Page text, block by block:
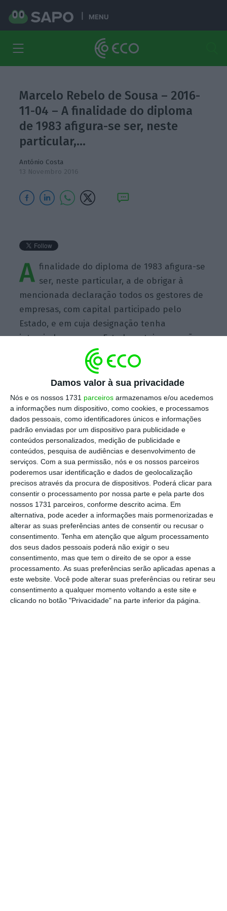
Damos valor à sua privacidade
Nós e os nossos 1731 parceiros armazenamos e/ou acedemos
a informações num dispositivo, como cookies, e processamos
dados pessoais, como identificadores únicos e informações
padrão enviadas por um dispositivo para publicidade e
conteúdos personalizados, medição de publicidade e
conteúdos, pesquisa de audiências e desenvolvimento de
serviços. Com a sua permissão, nós e os nossos parceiros
poderemos usar identificação e dados de geolocalização
precisos através da procura de dispositivos. Poderá clicar para
consentir o processamento por nossa parte e pela parte dos
nossos 1731 parceiros, conforme descrito acima. Em
alternativa, pode aceder a informações mais pormenorizadas e
alterar as suas preferências antes de consentir ou recusar o
consentimento. Tenha em atenção que algum processamento
dos seus dados pessoais poderá não exigir o seu
consentimento, mas que tem o direito de se opor a esse
processamento. As suas preferências serão aplicadas apenas a
este website. Você pode alterar suas preferências ou retirar seu
consentimento a qualquer momento voltando a este site e
clicando no botão "Privacidade" na parte inferior da página.
MENU
Marcelo Rebelo de Sousa – 2016-
11-04 – A finalidade do diploma
de 1983 afigura-se ser, neste
particular,…
António Costa
13 Novembro 2016
A finalidade do diploma de 1983 afigura-se
ser, neste particular, a de obrigar à
mencionada declaração todos os gestores de
empresas, com capital participado pelo
Estado, e em cuja designação tenha
intervindo o mesmo Estado, estejam ou não
esses gestores sujeitos ao Estatuto do Gestor
Público. O que se entende, em termos
substanciais, visto administrarem fundos de
origem estatal e terem sido objeto de
escolha pelo Estado. À luz desta finalidade,
considera-se que a obrigação de declaração
vincula a administração da Caixa Geral de
Depósitos.
https://eco.sapo.pt/quote/marcelo-rebelo-de-sousa-2016-11-04-a-finalidade-do-diploma-de-1983-afigura-se-ser-neste-particular-44/ Copiar
Assine o ECO Premium
No momento em que a informação é